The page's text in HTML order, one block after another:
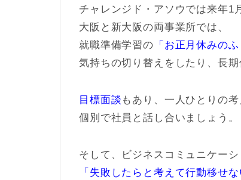
チャレンジド・アソウでは来年1
大阪と新大阪の両事業所では、
就職準備学習の 「お正月休みの
気持ちの切り替えをしたり、長
目標面談 もあり、一人ひとりの
個別で社員と話し合いましょう。
そして、ビジネスコミュニケー
「失敗したらと考えて行動移せな